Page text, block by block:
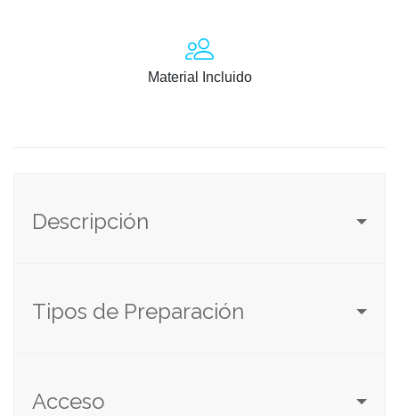
Material Incluido
Descripción
Tipos de Preparación
Acceso